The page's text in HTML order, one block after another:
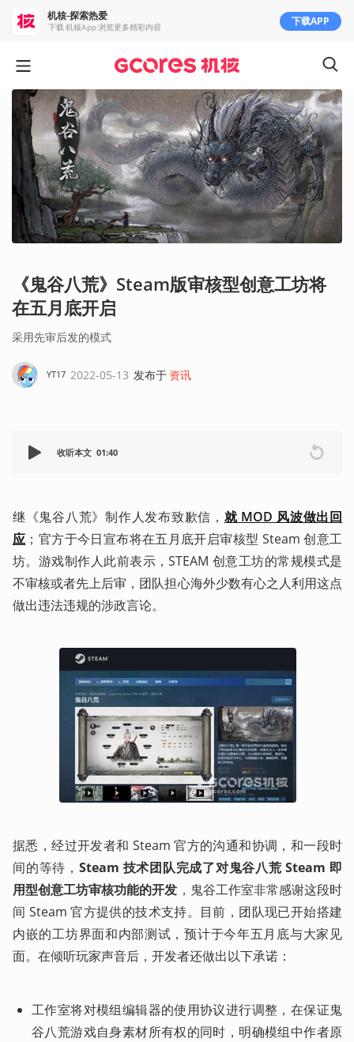
《鬼谷八荒》Steam版审核型创意工坊将
在五月底开启
采用先审后发的模式
YT17 2022-05-13 发布于 资讯
收听本文 01:40
继《鬼谷八荒》制作人发布致歉信， 就 MOD 风波做出回
应 ；官方于今日宣布将在五月底开启审核型 Steam 创意工
坊。游戏制作人此前表示，STEAM 创意工坊的常规模式是
不审核或者先上后审，团队担心海外少数有心之人利用这点
做出违法违规的涉政言论。
据悉，经过开发者和 Steam 官方的沟通和协调，和一段时
间的等待， Steam 技术团队完成了对鬼谷八荒 Steam 即
用型创意工坊审核功能的开发 ，鬼谷工作室非常感谢这段时
间 Steam 官方提供的技术支持。目前，团队现已开始搭建
内嵌的工坊界面和内部测试，预计于今年五月底与大家见
面。在倾听玩家声音后，开发者还做出以下承诺：
工作室将对模组编辑器的使用协议进行调整，在保证鬼
谷八荒游戏自身素材所有权的同时，明确模组中作者原
机核-探索热爱
下载 机核App 浏览更多精彩内容 下载APP